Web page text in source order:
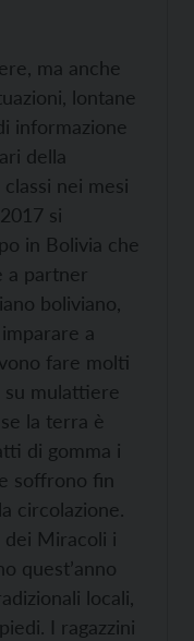
ma anche
lontane
informazione
della
nei mesi
si
in Bolivia che
a partner
boliviano,
a
fare molti
mulattiere
la terra è
di gomma i
soffrono fin
circolazione.
dei Miracoli i
quest’anno
locali,
I ragazzini